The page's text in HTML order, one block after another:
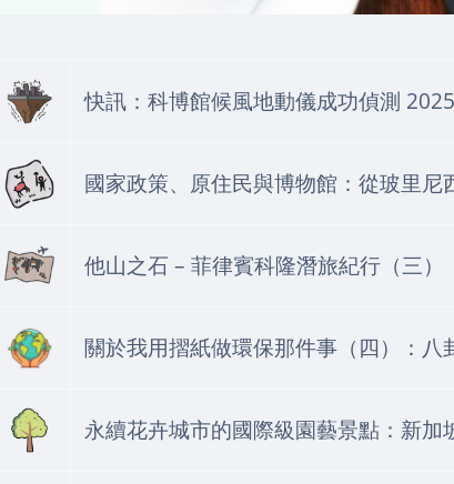
快訊：科博館候風地動儀成功偵測
國家政策、原住民與博物館：從玻里尼
他山之石 – 菲律賓科隆潛旅紀行（三）
關於我用摺紙做環保那件事（四）：八
永續花卉城市的國際級園藝景點：新